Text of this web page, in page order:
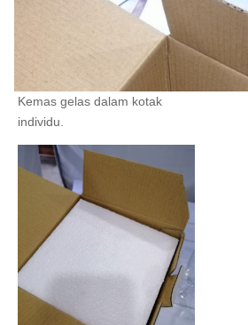
Kemas gelas dalam kotak
individu.